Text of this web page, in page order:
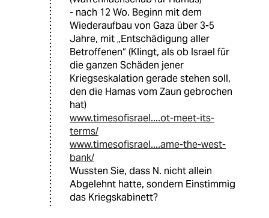
- nach 12 Wo. Beginn mit dem
Wiederaufbau von Gaza über 3-5
Jahre, mit „Entschädigung aller
Betroffenen“ (Klingt, als ob Israel für
die ganzen Schäden jener
Kriegseskalation gerade stehen soll,
den die Hamas vom Zaun gebrochen
hat)
www.timesofisrael....ot-meet-its-
terms/
www.timesofisrael....ame-the-west-
bank/
Wussten Sie, dass N. nicht allein
Abgelehnt hatte, sondern Einstimmig
das Kriegskabinett?